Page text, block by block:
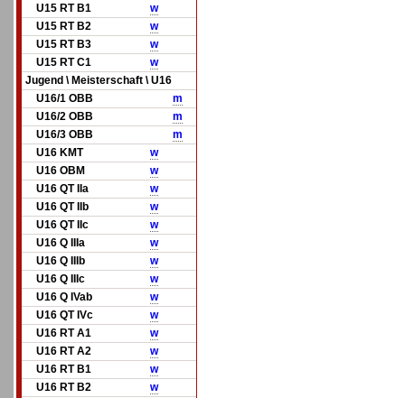
U15 RT B1
w
U15 RT B2
w
U15 RT B3
w
U15 RT C1
w
Jugend \ Meisterschaft \ U16
U16/1 OBB
m
U16/2 OBB
m
U16/3 OBB
m
U16 KMT
w
U16 OBM
w
U16 QT IIa
w
U16 QT IIb
w
U16 QT IIc
w
U16 Q IIIa
w
U16 Q IIIb
w
U16 Q IIIc
w
U16 Q IVab
w
U16 QT IVc
w
U16 RT A1
w
U16 RT A2
w
U16 RT B1
w
U16 RT B2
w